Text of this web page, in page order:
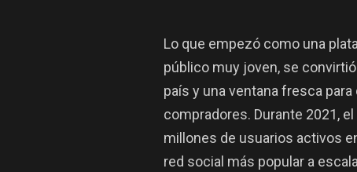
Lo que empezó como una
público muy joven, se
país y una ventana fresca
compradores. Durante 2021,
millones de usuarios activos
red social más popular a